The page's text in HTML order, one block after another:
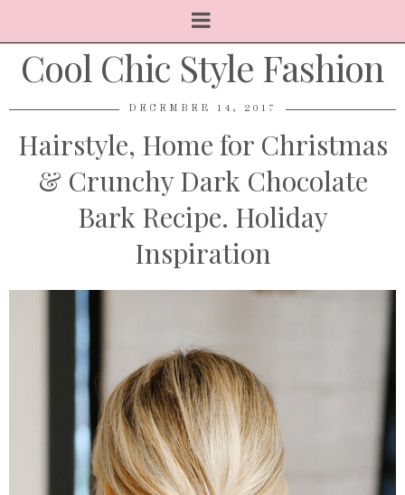
Cool Chic Style Fashion
DECEMBER 14, 2017
Hairstyle, Home for Christmas
& Crunchy Dark Chocolate
Bark Recipe. Holiday
Inspiration